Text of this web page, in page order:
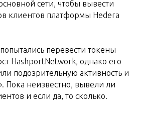
сети, чтобы вывести
клиентов платформы Hedera
перевести токены
HashportNetwork, однако его
подозрительную активность и
Пока неизвестно, вывели ли
и если да, то сколько.